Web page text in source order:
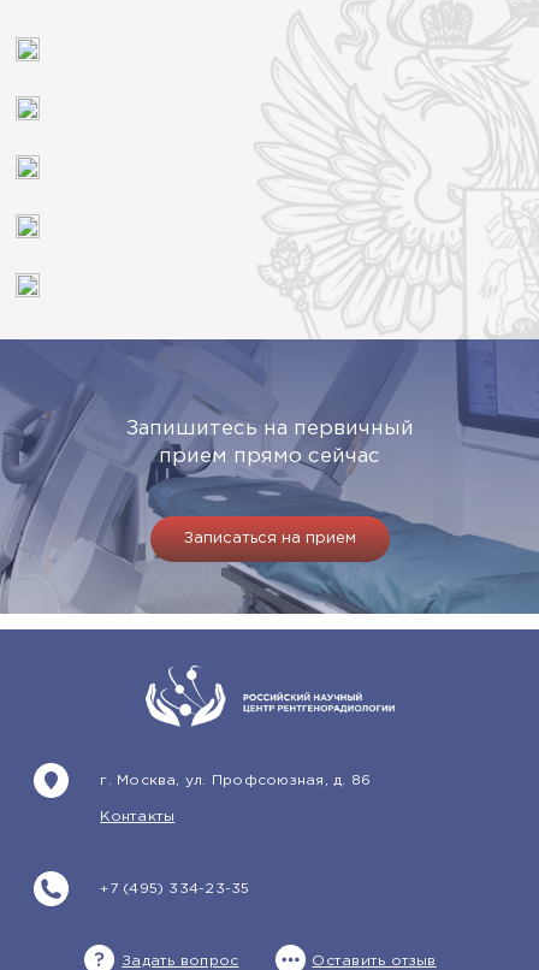
Запишитесь на первичный
прием прямо сейчас
Записаться на прием
+7 (495) 334-23-35
г. Москва, ул. Профсоюзная, д. 86
Контакты
Задать вопрос Оставить отзыв